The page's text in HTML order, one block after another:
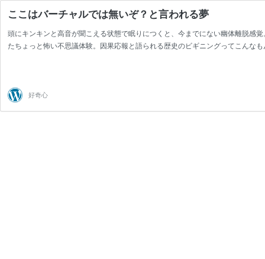
ここはバーチャルでは無いぞ？と言われる夢
頭にキンキンと高音が聞こえる状態で眠りにつくと、今までにない幽体離脱感
たちょっと怖い不思議体験。因果応報と語られる歴史のビギニングってこんな
好奇心